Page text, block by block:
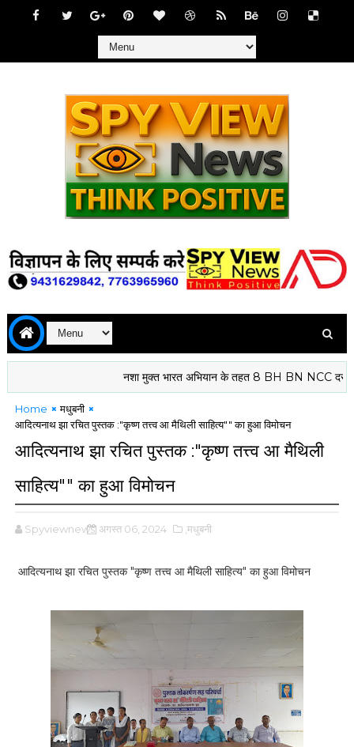
नशा मुक्त भारत अभियान के तहत 8 BH BN NCC दरभंगा के
Home
मधुबनी
आदित्यनाथ झा रचित पुस्तक :"कृष्ण तत्त्व आ मैथिली साहित्य"" का हुआ विमोचन
आदित्यनाथ झा रचित पुस्तक :"कृष्ण तत्त्व आ मैथिली
साहित्य"" का हुआ विमोचन
Spyviewnews अगस्त 06, 2024 ,मधुबनी
आदित्यनाथ झा रचित पुस्तक "कृष्ण तत्त्व आ मैथिली साहित्य" का हुआ विमोचन